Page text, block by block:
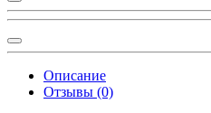
Описание
Отзывы (0)